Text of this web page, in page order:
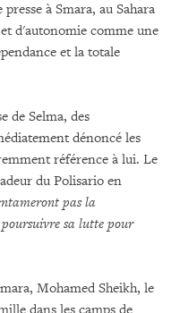
à Smara, au Sahara
d'autonomie comme une
et la totale
de Selma, des
dénoncé les
référence à lui. Le
du Polisario en
pas la
sa lutte pour
Mohamed Sheikh, le